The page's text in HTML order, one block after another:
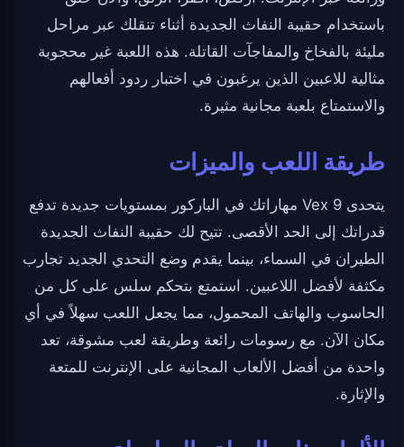
باستخدام حقيبة النفاث الجديدة أثناء تنقلك عبر مراحل
مليئة بالفخاخ والمفاجآت القاتلة. هذه اللعبة غير محجوبة
مثالية للاعبين الذين يرغبون في اختبار ردود أفعالهم
والاستمتاع بلعبة مجانية مثيرة.
طريقة اللعب والميزات
يتحدى Vex 9 مهاراتك في الباركور بمستويات جديدة تدفع
قدراتك إلى الحد الأقصى. تتيح لك حقيبة النفاث الجديدة
الطيران في السماء، بينما يقدم وضع التحدي الجديد تجارب
مكثفة لأفضل اللاعبين. استمتع بتحكم سلس على كل من
الحاسوب والهاتف المحمول، مما يجعل اللعب سهلاً في أي
مكان الآن. مع رسومات رائعة وطريقة لعب مشوقة، تعد
واحدة من أفضل الألعاب المجانية على الإنترنت للمتعة
والإثارة.